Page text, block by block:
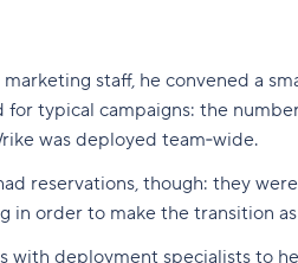
staff, he convened a
typical campaigns: the
was deployed team‑wide.
reservations, though: they
order to make the transition
with deployment specialists to